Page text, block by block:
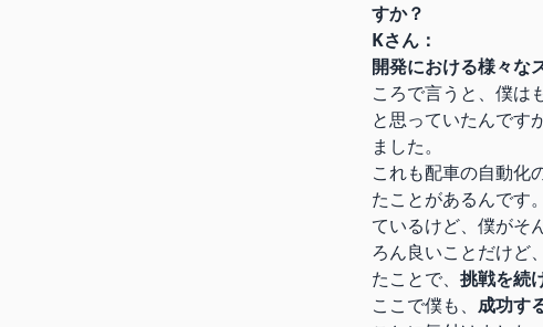
すか？
Kさん：
開発における様々な
ころで言うと、僕は
と思っていたんですが
ました。
これも配車の自動化
たことがあるんです
ているけど、僕がそ
ろん良いことだけど
たことで、 挑戦を続
ここで僕も、 成功す